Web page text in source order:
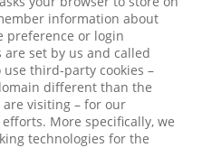
information about
preference or login
set by us and called
third-party cookies –
different than the
visiting – for our
More specifically, we
technologies for the